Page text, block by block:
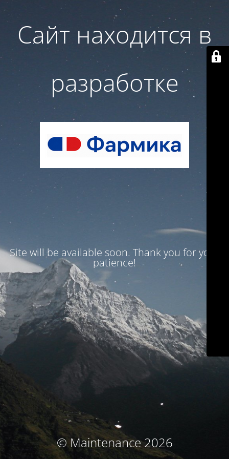
Сайт находится в
разработке
Site will be available soon. Thank you for your
patience!
© Maintenance 2026